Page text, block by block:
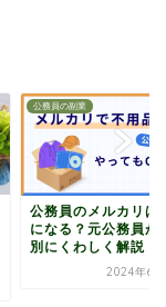
公務員の副業
公務員のメルカリは
になる？元公務員が
別にくわしく解説
2024年6